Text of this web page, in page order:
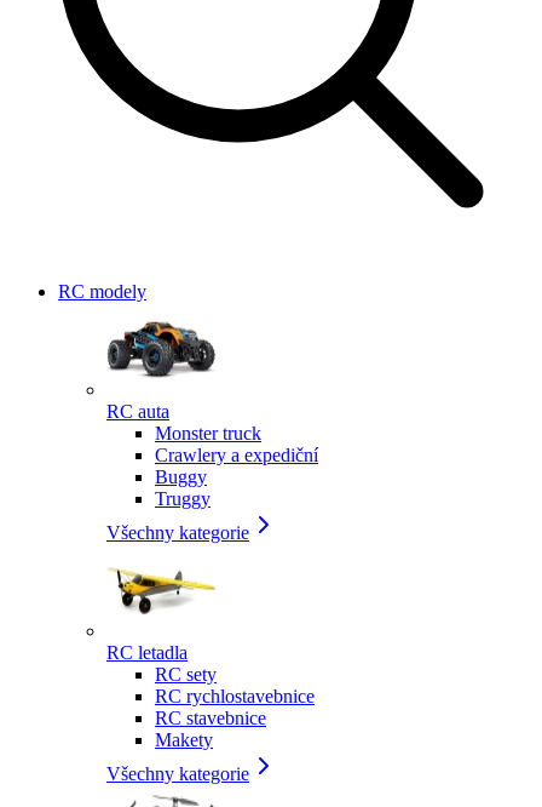
RC modely
RC auta
Monster truck
Crawlery a expediční
Buggy
Truggy
Všechny kategorie
RC letadla
RC sety
RC rychlostavebnice
RC stavebnice
Makety
Všechny kategorie